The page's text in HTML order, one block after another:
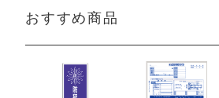
おすすめ商品